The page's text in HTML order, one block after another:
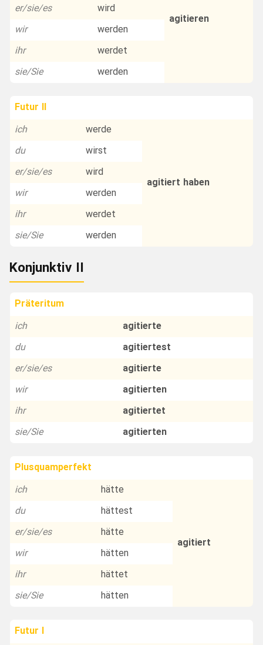
agitieren
er/sie/es
wird
wir
werden
ihr
werdet
sie/Sie
werden
Futur II
ich
werde
agitiert haben
du
wirst
er/sie/es
wird
wir
werden
ihr
werdet
sie/Sie
werden
Konjunktiv II
Präteritum
ich
agitierte
du
agitiertest
er/sie/es
agitierte
wir
agitierten
ihr
agitiertet
sie/Sie
agitierten
Plusquamperfekt
ich
hätte
agitiert
du
hättest
er/sie/es
hätte
wir
hätten
ihr
hättet
sie/Sie
hätten
Futur I